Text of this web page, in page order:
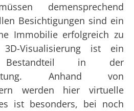
demensprechend
Besichtigungen sind ein
Immobilie erfolgreich zu
Visualisierung ist ein
Bestandteil in der
Anhand von
werden hier virtuelle
ist besonders, bei noch